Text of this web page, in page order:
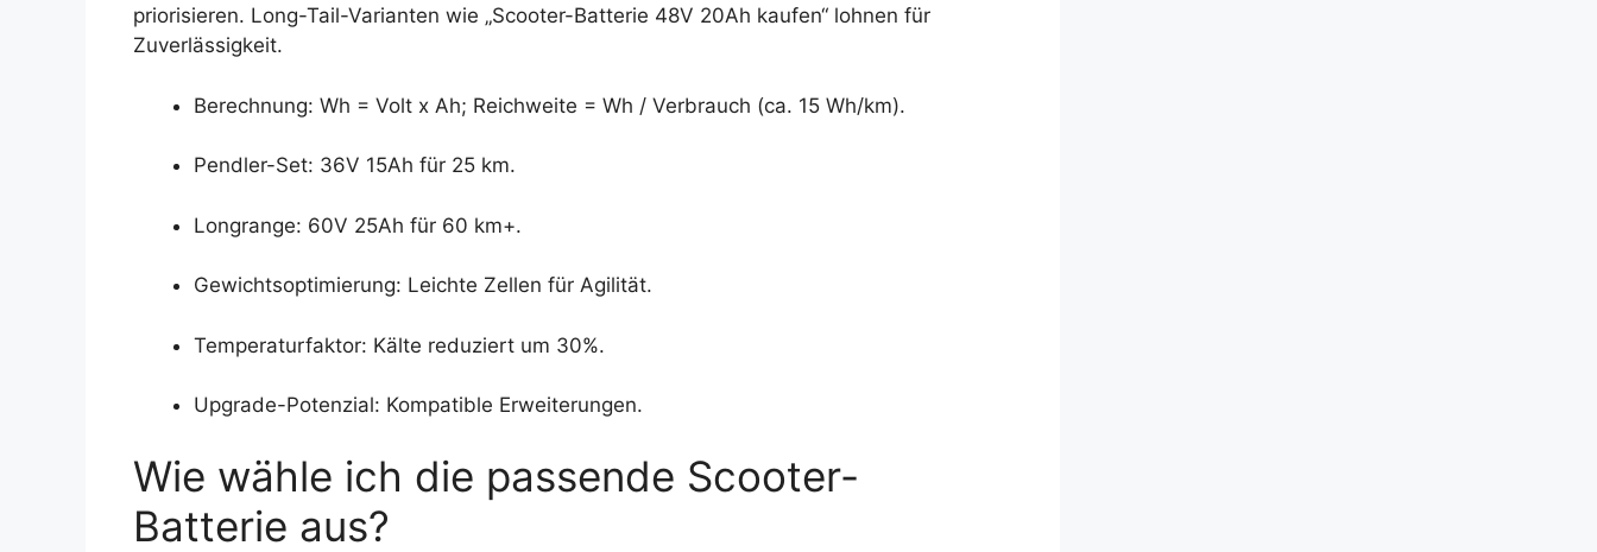
priorisieren. Long-Tail-Varianten wie „Scooter-Batterie 48V 20Ah kaufen“ lohnen für
Zuverlässigkeit.
Berechnung: Wh = Volt x Ah; Reichweite = Wh / Verbrauch (ca. 15 Wh/km).
Pendler-Set: 36V 15Ah für 25 km.
Longrange: 60V 25Ah für 60 km+.
Gewichtsoptimierung: Leichte Zellen für Agilität.
Temperaturfaktor: Kälte reduziert um 30%.
Upgrade-Potenzial: Kompatible Erweiterungen.
Wie wähle ich die passende Scooter-
Batterie aus?